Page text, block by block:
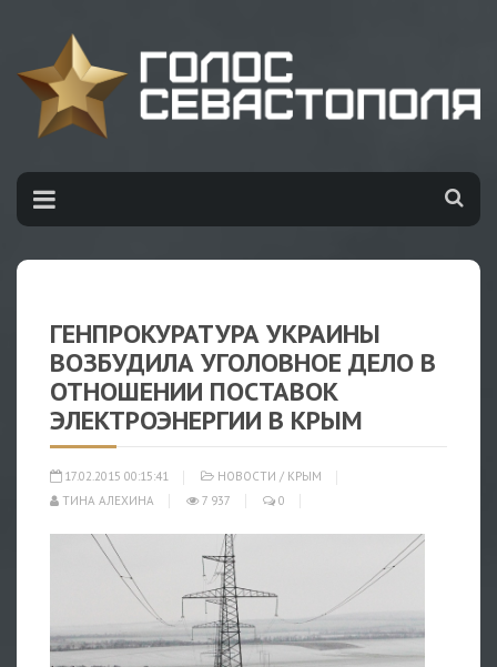
ГЕНПРОКУРАТУРА УКРАИНЫ
ВОЗБУДИЛА УГОЛОВНОЕ ДЕЛО В
ОТНОШЕНИИ ПОСТАВОК
ЭЛЕКТРОЭНЕРГИИ В КРЫМ
17.02.2015 00:15:41 НОВОСТИ / КРЫМ
ТИНА АЛЕХИНА
7 937 0